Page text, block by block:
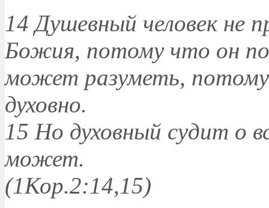
14 Душевный человек не
Божия, потому что он
может разуметь,
духовно.
15 Но духовный судит о
может.
(1Кор.2:14,15)